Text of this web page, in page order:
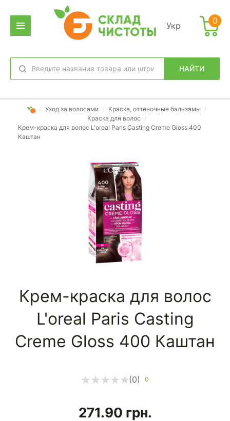
Укр
НАЙТИ
избранное вход
0
/ Уход за волосами / Краска, оттеночные бальзамы /
Краска для волос /
Крем-краска для волос L'оreal Paris Casting Creme Gloss 400
Каштан
Крем-краска для волос
L'оreal Paris Casting
Creme Gloss 400 Каштан
(0) 0
271.90 грн.